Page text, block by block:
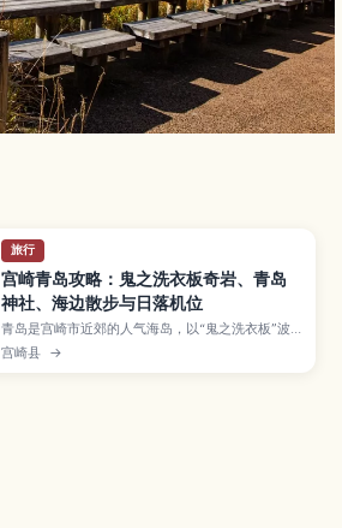
旅行
宫崎青岛攻略：鬼之洗衣板奇岩、青岛
神社、海边散步与日落机位
青岛是宫崎市近郊的人气海岛，以“鬼之洗衣板”波
纹奇岩和青岛神社闻名，氛围轻松好走。本文整理
环岛散步路线、海滩与日落观赏点、拍照机位、交
宫崎县 →